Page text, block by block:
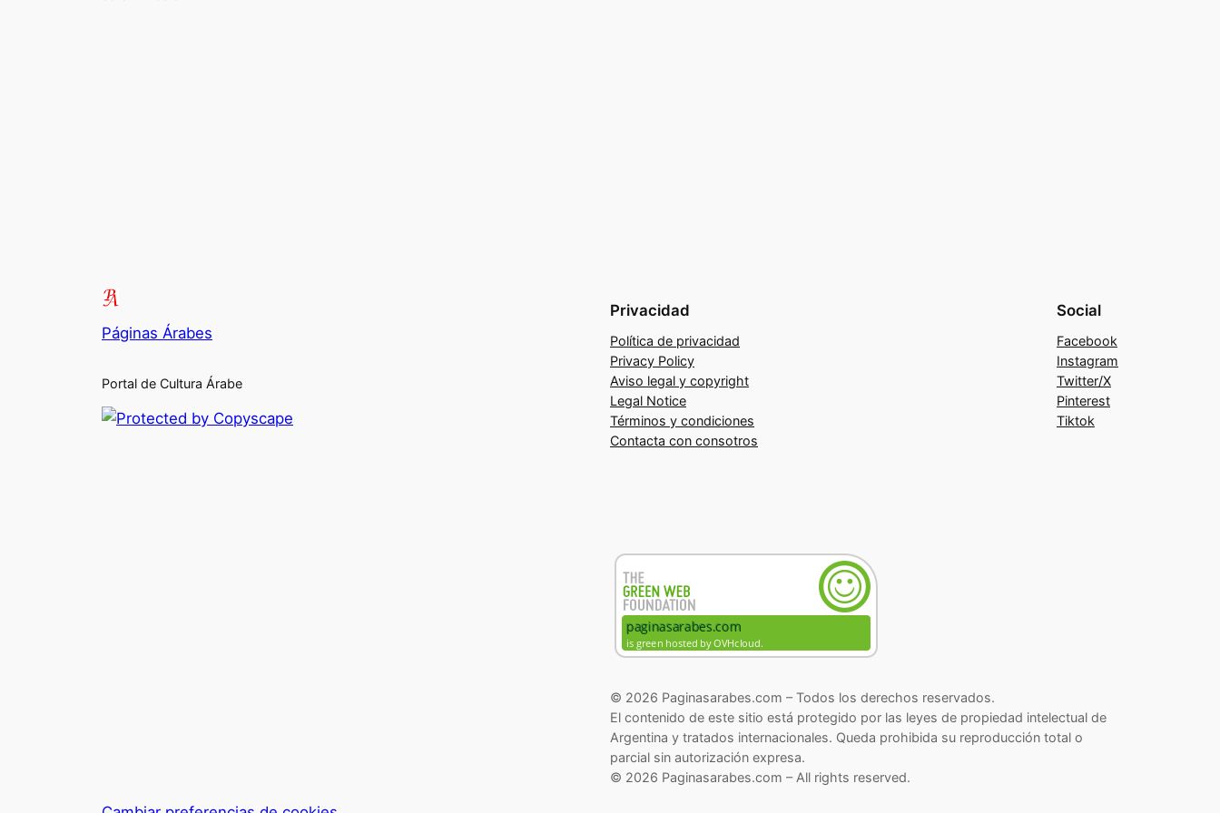
Páginas Árabes
Portal de Cultura Árabe
Privacidad
Política de privacidad
Privacy Policy
Aviso legal y copyright
Legal Notice
Términos y condiciones
Contacta con consotros
Social
Facebook
Instagram
Twitter/X
Pinterest
Tiktok
© 2026 Paginasarabes.com – Todos los derechos reservados.
El contenido de este sitio está protegido por las leyes de propiedad intelectual de
Argentina y tratados internacionales. Queda prohibida su reproducción total o
parcial sin autorización expresa.
© 2026 Paginasarabes.com – All rights reserved.